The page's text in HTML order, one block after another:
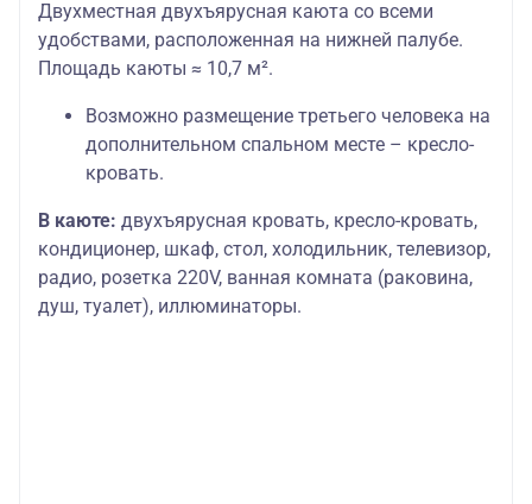
Двухместная двухъярусная каюта со всеми
удобствами, расположенная на нижней палубе.
Площадь каюты ≈ 10,7 м².
Возможно размещение третьего человека на
дополнительном спальном месте – кресло-
кровать.
В каюте: двухъярусная кровать, кресло-кровать,
кондиционер, шкаф, стол, холодильник, телевизор,
радио, розетка 220V, ванная комната (раковина,
душ, туалет), иллюминаторы.